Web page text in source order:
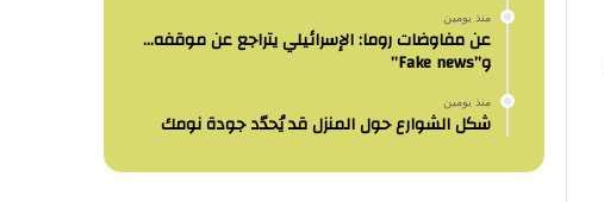
منذ يومين
عن مفاوضات روما: الإسرائيلي يتراجع عن موقفه…
و”Fake news”
منذ يومين
شكل الشوارع حول المنزل قد يُحدّد جودة نومك